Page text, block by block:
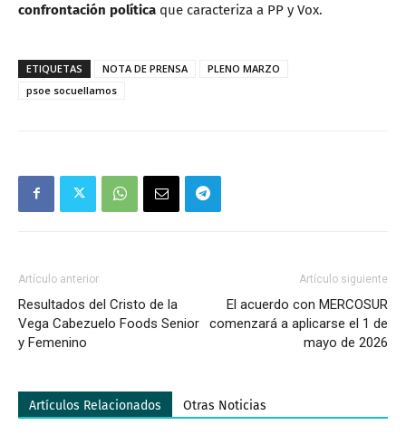
confrontación política que caracteriza a PP y Vox.
ETIQUETAS NOTA DE PRENSA
PLENO MARZO
psoe socuellamos
Artículo anterior
Resultados del Cristo de la
Vega Cabezuelo Foods Senior
y Femenino
Artículo siguiente
El acuerdo con MERCOSUR
comenzará a aplicarse el 1 de
mayo de 2026
Artículos Relacionados Otras Noticias